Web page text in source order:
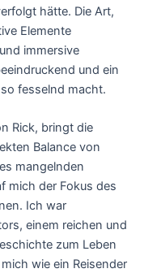
hätte. Die Art,
Elemente
immersive
und ein
fesselnd macht.
Rick, bringt die
Balance von
mangelnden
mich der Fokus des
Ich war
einem reichen und
zum Leben
wie ein Reisender